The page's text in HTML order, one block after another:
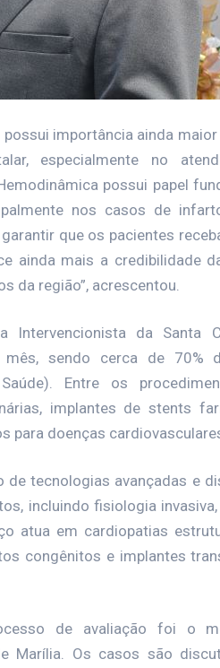
importância ainda
especialmente no
possui papel
nos casos de
que os pacientes
ainda mais a credibilidade
da região”, acrescentou.
Intervencionista da Santa
sendo cerca de 70%
Entre os
implantes de stents
para doenças
tecnologias avançadas e
incluindo fisiologia
atua em cardiopatias
congênitos e implantes
de avaliação foi o
Marília. Os casos são